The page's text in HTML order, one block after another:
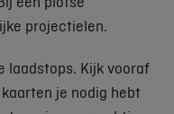
projectielen.
laadstops. Kijk vooraf
je nodig hebt